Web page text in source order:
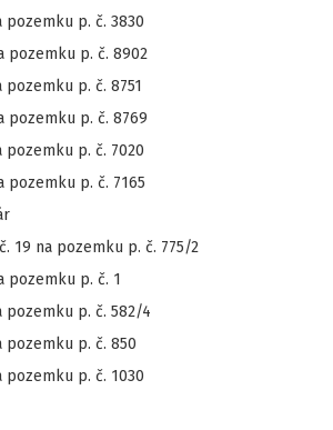
pozemku p. č. 3830
pozemku p. č. 8902
pozemku p. č. 8751
pozemku p. č. 8769
pozemku p. č. 7020
pozemku p. č. 7165
19 na pozemku p. č. 775/2
pozemku p. č. 1
pozemku p. č. 582/4
pozemku p. č. 850
pozemku p. č. 1030